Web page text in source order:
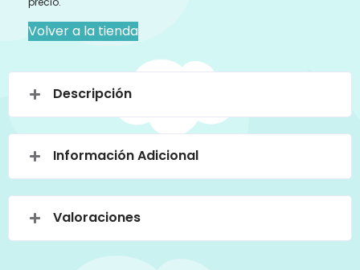
Volver a la tienda
Descripción
Información Adicional
Valoraciones